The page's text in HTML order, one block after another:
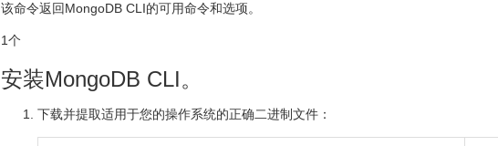
该命令返回MongoDB CLI的可用命令和选项。
1个
安装MongoDB CLI。
下载并提取适用于您的操作系统的正确二进制文件：